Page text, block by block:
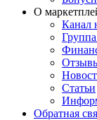
О
Канал
Статьи
Обратная